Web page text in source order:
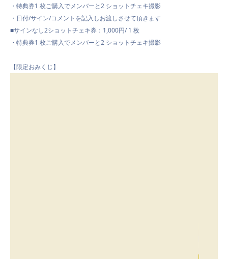
・特典券1 枚ご購入でメンバーと2 ショットチェキ撮影
・日付/サイン/コメントを記入しお渡しさせて頂きます
■サインなし2ショットチェキ券：1,000円/ 1 枚
・特典券1 枚ご購入でメンバーと2 ショットチェキ撮影
【限定おみくじ】